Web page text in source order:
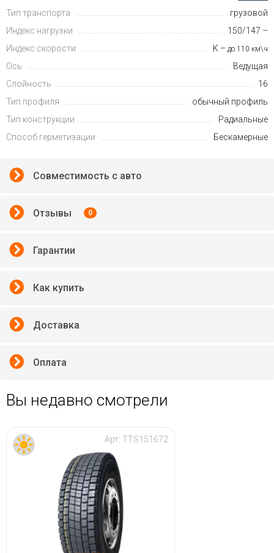
Тип транспорта
грузовой
Индекс нагрузки
150/147 –
Индекс скорости
K – до 110 км\ч
Ось
Ведущая
Слойность
16
Тип профиля
обычный профиль
Тип конструкции
Радиальные
Способ герметизации
Бескамерные
Совместимость с авто
Отзывы 0
Гарантии
Как купить
Доставка
Оплата
Вы недавно смотрели
Арт: TTS151672